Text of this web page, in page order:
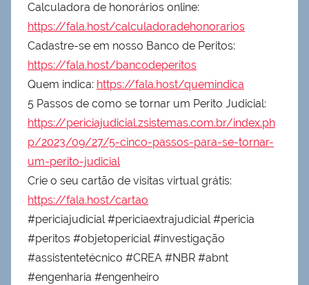
Calculadora de honorários online:
https://fala.host/calculadoradehonorarios
Cadastre-se em nosso Banco de Peritos:
https://fala.host/bancodeperitos
Quem indica: https://fala.host/quemindica
5 Passos de como se tornar um Perito Judicial:
https://periciajudicial.zsistemas.com.br/index.ph
p/2023/09/27/5-cinco-passos-para-se-tornar-
um-perito-judicial
Crie o seu cartão de visitas virtual grátis:
https://fala.host/cartao
#periciajudicial #periciaextrajudicial #pericia
#peritos #objetopericial #investigação
#assistentetécnico #CREA #NBR #abnt
#engenharia #engenheiro